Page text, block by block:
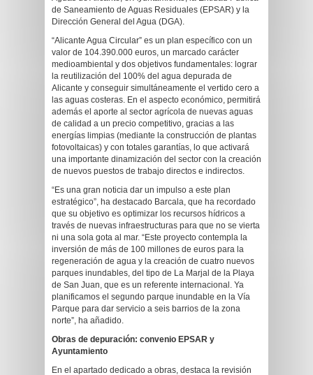
de Saneamiento de Aguas Residuales (EPSAR) y la
Dirección General del Agua (DGA).
“Alicante Agua Circular” es un plan específico con un
valor de 104.390.000 euros, un marcado carácter
medioambiental y dos objetivos fundamentales: lograr
la reutilización del 100% del agua depurada de
Alicante y conseguir simultáneamente el vertido cero a
las aguas costeras. En el aspecto económico, permitirá
además el aporte al sector agrícola de nuevas aguas
de calidad a un precio competitivo, gracias a las
energías limpias (mediante la construcción de plantas
fotovoltaicas) y con totales garantías, lo que activará
una importante dinamización del sector con la creación
de nuevos puestos de trabajo directos e indirectos.
“Es una gran noticia dar un impulso a este plan
estratégico”, ha destacado Barcala, que ha recordado
que su objetivo es optimizar los recursos hídricos a
través de nuevas infraestructuras para que no se vierta
ni una sola gota al mar. “Este proyecto contempla la
inversión de más de 100 millones de euros para la
regeneración de agua y la creación de cuatro nuevos
parques inundables, del tipo de La Marjal de la Playa
de San Juan, que es un referente internacional. Ya
planificamos el segundo parque inundable en la Vía
Parque para dar servicio a seis barrios de la zona
norte”, ha añadido.
Obras de depuración: convenio EPSAR y
Ayuntamiento
En el apartado dedicado a obras, destaca la revisión